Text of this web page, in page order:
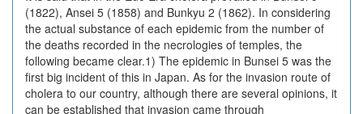
(1822), Ansei 5 (1858) and Bunkyu 2 (1862). In considering
the actual substance of each epidemic from the number of
the deaths recorded in the necrologies of temples, the
following became clear.1) The epidemic in Bunsei 5 was the
first big incident of this in Japan. As for the invasion route of
cholera to our country, although there are several opinions, it
can be established that invasion came through